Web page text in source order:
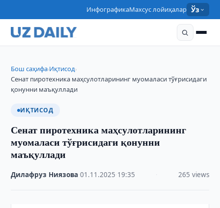
ИнфографикаМахсус лойиҳалар Ўз
Бош саҳифа›Иқтисод›
Сенат пиротехника маҳсулотларининг муомаласи тўғрисидаги
қонунни маъқуллади
ИҚТИСОД
Сенат пиротехника маҳсулотларининг
муомаласи тўғрисидаги қонунни
маъқуллади
Дилафруз Ниязова ·01.11.2025 19:35 265 views